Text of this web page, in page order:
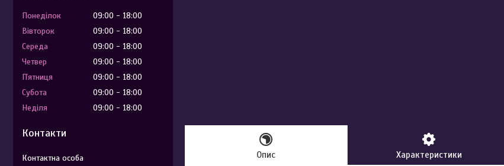
Опис Характеристики
Понеділок 09:00
18:00
Вівторок
09:00
18:00
Середа
09:00
18:00
Четвер
09:00
18:00
Пʼятниця
09:00
18:00
Субота
09:00
18:00
Неділя
09:00 18:00
Контакти